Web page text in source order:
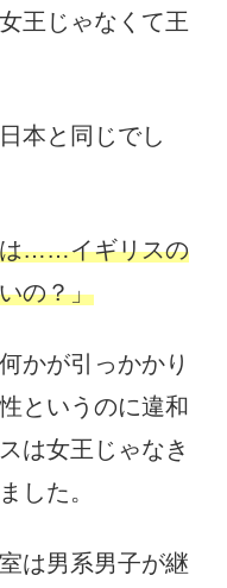
王じゃなくて王
本と同じでし
は……イギリスの
の？」
かが引っかかり
というのに違和
は女王じゃなき
した。
は男系男子が継